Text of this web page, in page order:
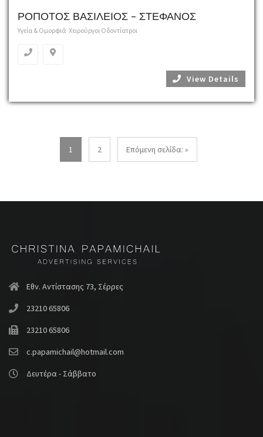
ΡΟΠΟΤΟΣ ΒΑΣΙΛΕΙΟΣ – ΣΤΕΦΑΝΟΣ
Υγεία & Ομορφιά Χειρούργοι Οδοντίατροι
View Details
1 2 Επόμενη σελίδα: »
Εθν. Αντίστασης 73, Σέρρες
23210 65806
23210 65806
c.papamichail@hotmail.com
Δευτέρα - Σάββατο